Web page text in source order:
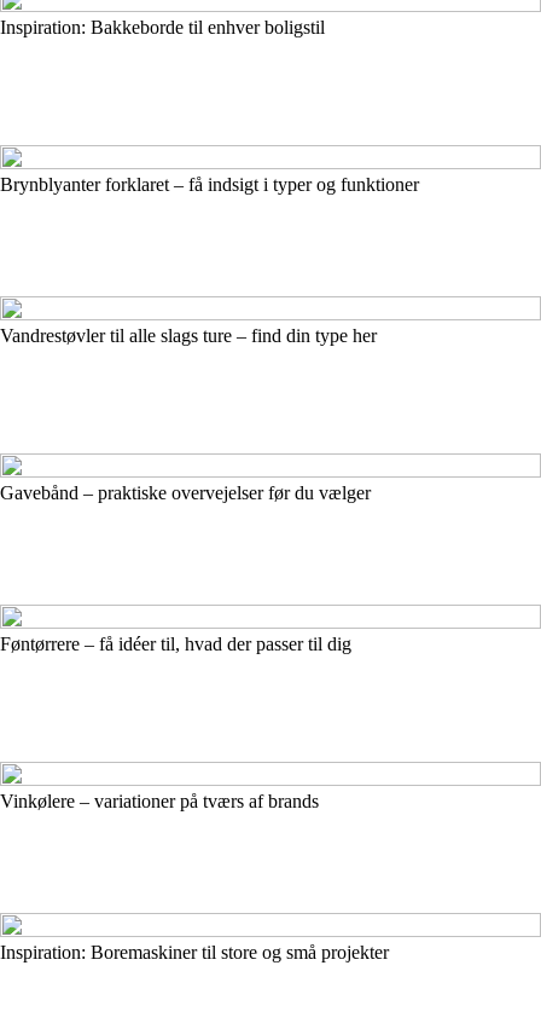
Inspiration: Bakkeborde til enhver boligstil
Brynblyanter forklaret – få indsigt i typer og funktioner
Vandrestøvler til alle slags ture – find din type her
Gavebånd – praktiske overvejelser før du vælger
Føntørrere – få idéer til, hvad der passer til dig
Vinkølere – variationer på tværs af brands
Inspiration: Boremaskiner til store og små projekter